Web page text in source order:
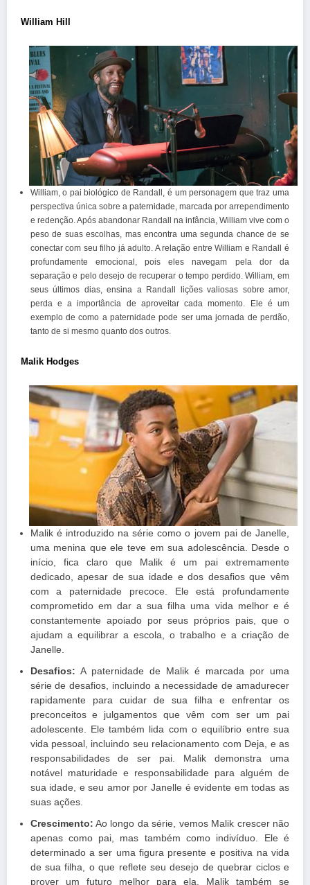
William Hill
William, o pai biológico de Randall, é um personagem que traz uma
perspectiva única sobre a paternidade, marcada por arrependimento
e redenção. Após abandonar Randall na infância, William vive com o
peso de suas escolhas, mas encontra uma segunda chance de se
conectar com seu filho já adulto. A relação entre William e Randall é
profundamente emocional, pois eles navegam pela dor da
separação e pelo desejo de recuperar o tempo perdido. William, em
seus últimos dias, ensina a Randall lições valiosas sobre amor,
perda e a importância de aproveitar cada momento. Ele é um
exemplo de como a paternidade pode ser uma jornada de perdão,
tanto de si mesmo quanto dos outros.
Malik Hodges
Malik é introduzido na série como o jovem pai de Janelle,
uma menina que ele teve em sua adolescência. Desde o
início, fica claro que Malik é um pai extremamente
dedicado, apesar de sua idade e dos desafios que vêm
com a paternidade precoce. Ele está profundamente
comprometido em dar a sua filha uma vida melhor e é
constantemente apoiado por seus próprios pais, que o
ajudam a equilibrar a escola, o trabalho e a criação de
Janelle.
Desafios: A paternidade de Malik é marcada por uma
série de desafios, incluindo a necessidade de amadurecer
rapidamente para cuidar de sua filha e enfrentar os
preconceitos e julgamentos que vêm com ser um pai
adolescente. Ele também lida com o equilíbrio entre sua
vida pessoal, incluindo seu relacionamento com Deja, e as
responsabilidades de ser pai. Malik demonstra uma
notável maturidade e responsabilidade para alguém de
sua idade, e seu amor por Janelle é evidente em todas as
suas ações.
Crescimento: Ao longo da série, vemos Malik crescer não
apenas como pai, mas também como indivíduo. Ele é
determinado a ser uma figura presente e positiva na vida
de sua filha, o que reflete seu desejo de quebrar ciclos e
prover um futuro melhor para ela. Malik também se